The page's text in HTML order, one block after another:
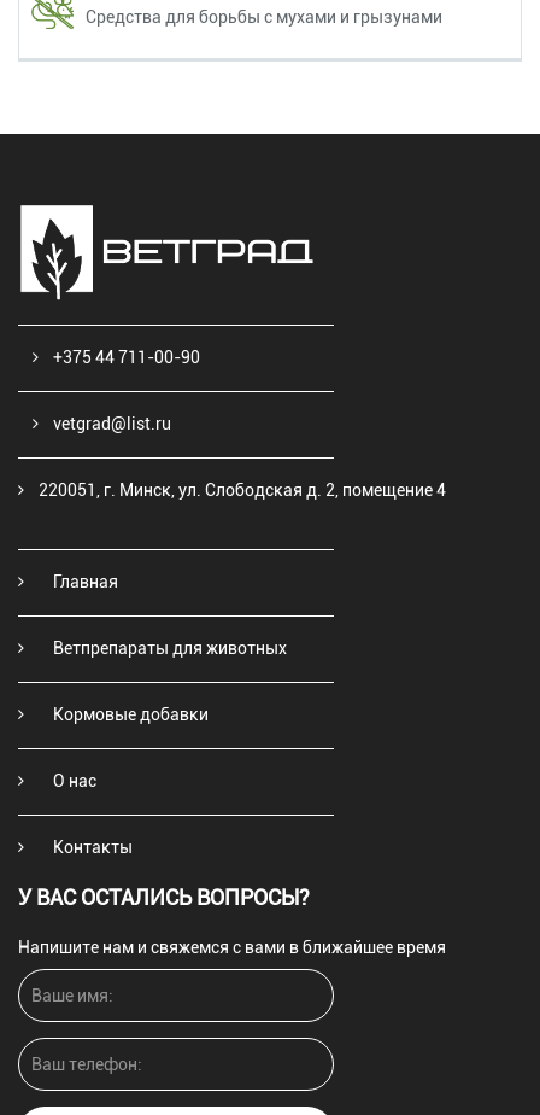
Средства для борьбы с мухами и грызунами
+375 44 711-00-90
vetgrad@list.ru
220051, г. Минск, ул. Слободская д. 2, помещение 4
Главная
Ветпрепараты для животных
Кормовые добавки
О нас
Контакты
У ВАС ОСТАЛИСЬ ВОПРОСЫ?
Напишите нам и свяжемся с вами в ближайшее время